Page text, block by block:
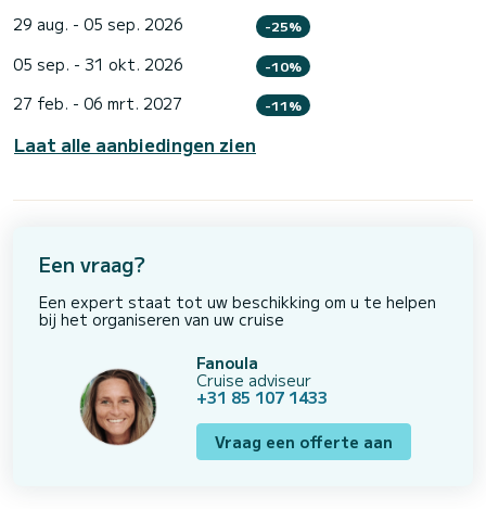
29 aug. - 05 sep. 2026 -25%
05 sep. - 31 okt. 2026 -10%
27 feb. - 06 mrt. 2027 -11%
Laat alle aanbiedingen zien
Een vraag?
Een expert staat tot uw beschikking om u te helpen
bij het organiseren van uw cruise
Fanoula
Cruise adviseur
+31 85 107 1433
Vraag een offerte aan